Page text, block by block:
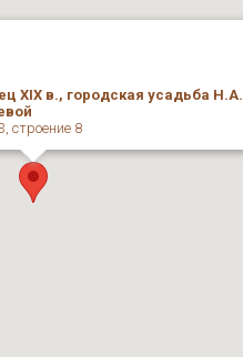
XIX в., городская усадьба Н.А.
строение 8